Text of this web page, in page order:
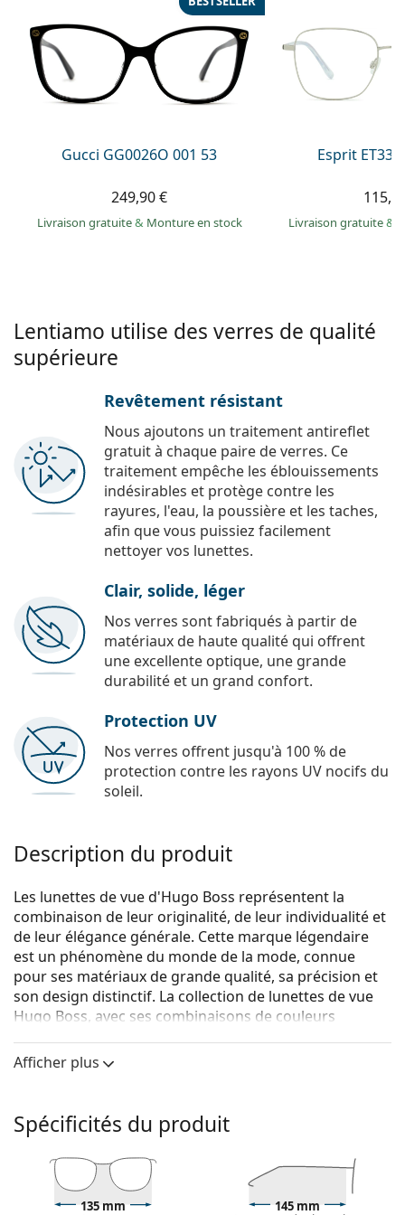
Prada
Toutes les marques
Gucci GG0026O 001 53
249,90 €
Livraison gratuite& Monture en stock
Esprit
Livraison gratuite&
Lentiamo utilise des verres de qualité
supérieure
Revêtement résistant
Nous ajoutons un traitement antireflet
gratuit à chaque paire de verres. Ce
traitement empêche les éblouissements
indésirables et protège contre les
rayures, l'eau, la poussière et les taches,
afin que vous puissiez facilement
nettoyer vos lunettes.
Clair, solide, léger
Nos verres sont fabriqués à partir de
matériaux de haute qualité qui offrent
une excellente optique, une grande
durabilité et un grand confort.
Protection UV
Nos verres offrent jusqu'à 100 % de
protection contre les rayons UV nocifs du
soleil.
Description du produit
Les lunettes de vue d'Hugo Boss représentent la
combinaison de leur originalité, de leur individualité et
de leur élégance générale. Cette marque légendaire
est un phénomène du monde de la mode, connue
pour ses matériaux de grande qualité, sa précision et
son design distinctif. La collection de lunettes de vue
Hugo Boss, avec ses combinaisons de couleurs
toutes les occasions.
Monture de lunettes de vue
La couleur verte de la monture s'accorde
parfaitement avec tous les teints et des cheveux
bruns foncés, noirs ou roux.
Afficher plus
Spécificités du produit
135 mm 145 mm